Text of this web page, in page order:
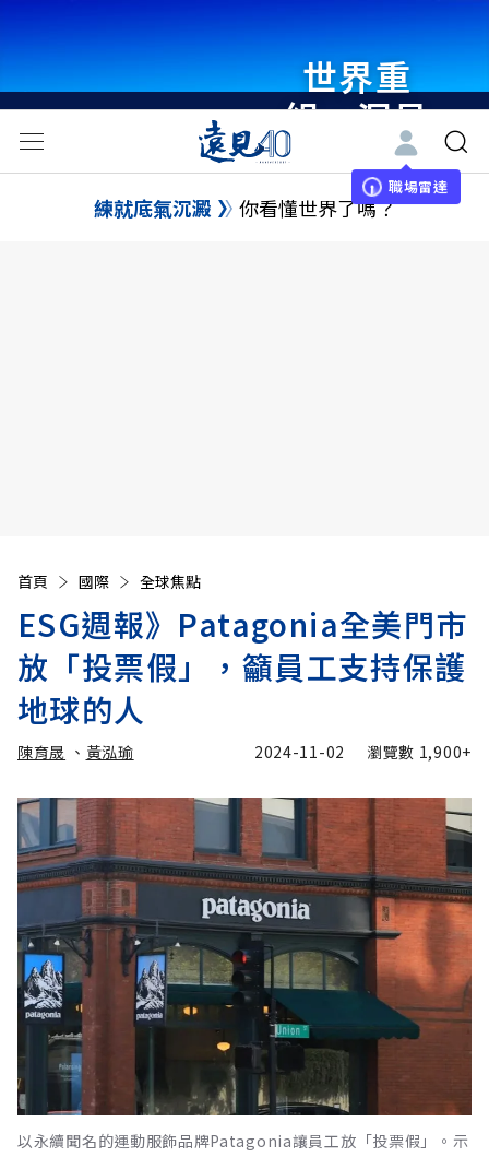
世界重
組・洞見
未來 與
世界領袖
職場雷達
練就底氣沉澱 你看懂世界了嗎？
首頁 國際 全球焦點
ESG週報》Patagonia全美門市
放「投票假」，籲員工支持保護
地球的人
陳育晟 、 黃泓瑜 2024-11-02 瀏覽數 1,900+
以永續聞名的運動服飾品牌Patagonia讓員工放「投票假」。示